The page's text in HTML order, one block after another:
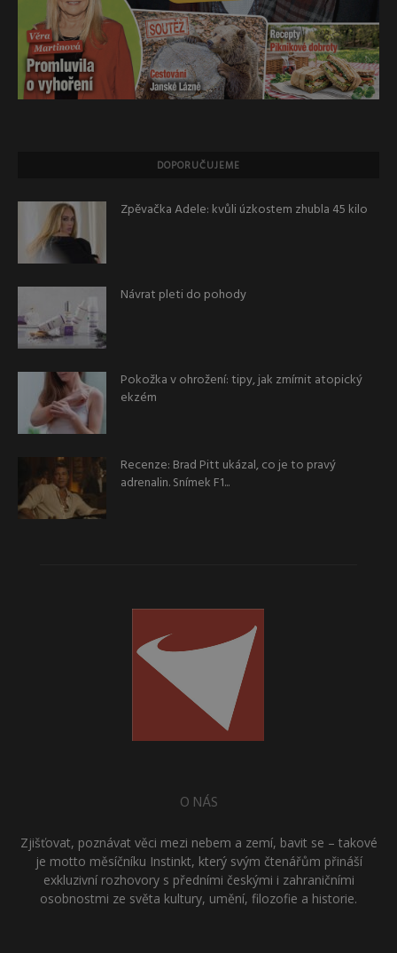
DOPORUČUJEME
Zpěvačka Adele: kvůli úzkostem zhubla 45 kilo
Návrat pleti do pohody
Pokožka v ohrožení: tipy, jak zmírnit atopický
ekzém
Recenze: Brad Pitt ukázal, co je to pravý
adrenalin. Snímek F1...
O NÁS
Zjišťovat, poznávat věci mezi nebem a zemí, bavit se – takové
je motto měsíčníku Instinkt, který svým čtenářům přináší
exkluzivní rozhovory s předními českými i zahraničními
osobnostmi ze světa kultury, umění, filozofie a historie.